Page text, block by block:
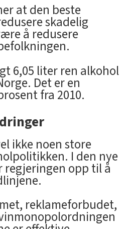
at den beste
skadelig
å redusere
6,05 liter ren alkohol
Det er en
fra 2010.
ikke noen store
I den nye
regjeringen opp til å
reklameforbudet,